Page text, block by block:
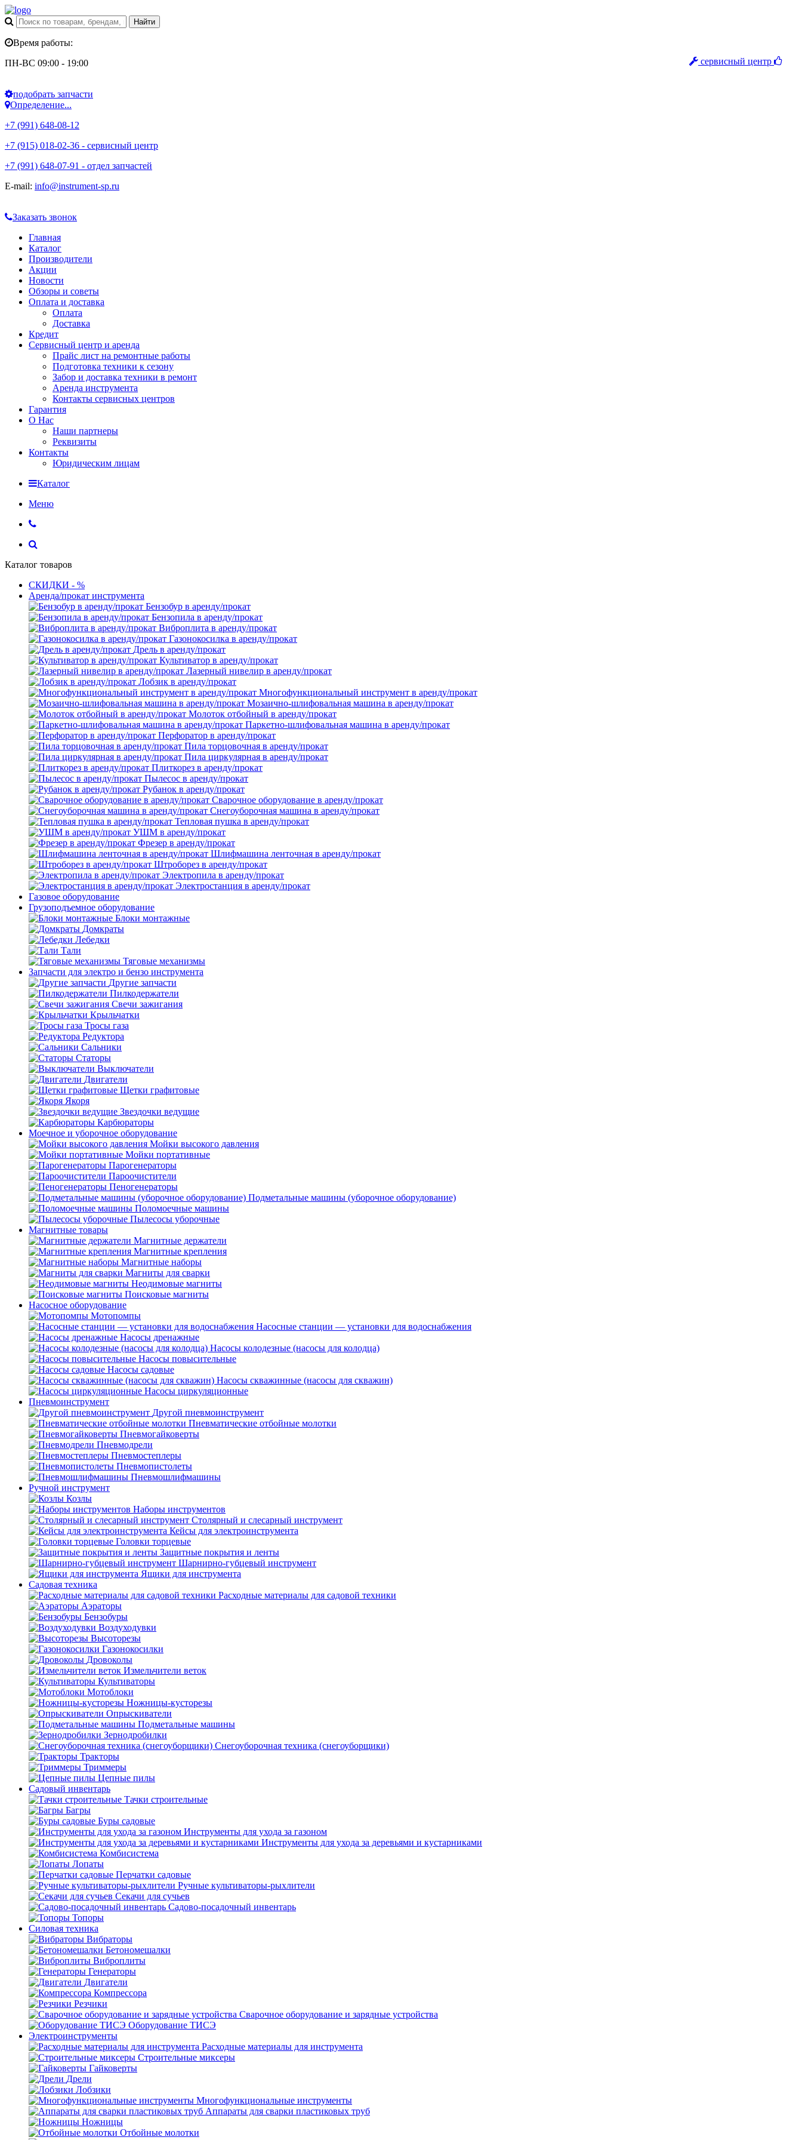
сервисный центр
Время работы:
ПН-ВС 09:00 - 19:00
подобрать запчасти
Определение...
+7 (991) 648-08-12
+7 (915) 018-02-36 - сервисный центр
+7 (991) 648-07-91 - отдел запчастей
E-mail: info@instrument-sp.ru
Заказать звонок
Главная
Каталог
Производители
Акции
Новости
Обзоры и советы
Оплата и доставка
Оплата
Доставка
Кредит
Сервисный центр и аренда
Прайс лист на ремонтные работы
Подготовка техники к сезону
Забор и доставка техники в ремонт
Аренда инструмента
Контакты сервисных центров
Гарантия
О Нас
Наши партнеры
Реквизиты
Контакты
Юридическим лицам
Каталог
Меню
Каталог товаров
СКИДКИ - %
Аренда/прокат инструмента
Бензобур в аренду/прокат
Бензопила в аренду/прокат
Виброплита в аренду/прокат
Газонокосилка в аренду/прокат
Дрель в аренду/прокат
Культиватор в аренду/прокат
Лазерный нивелир в аренду/прокат
Лобзик в аренду/прокат
Многофункциональный инструмент в аренду/прокат
Мозаично-шлифовальная машина в аренду/прокат
Молоток отбойный в аренду/прокат
Паркетно-шлифовальная машина в аренду/прокат
Перфоратор в аренду/прокат
Пила торцовочная в аренду/прокат
Пила циркулярная в аренду/прокат
Плиткорез в аренду/прокат
Пылесос в аренду/прокат
Рубанок в аренду/прокат
Сварочное оборудование в аренду/прокат
Снегоуборочная машина в аренду/прокат
Тепловая пушка в аренду/прокат
УШМ в аренду/прокат
Фрезер в аренду/прокат
Шлифмашина ленточная в аренду/прокат
Штроборез в аренду/прокат
Электропила в аренду/прокат
Электростанция в аренду/прокат
Газовое оборудование
Грузоподъемное оборудование
Блоки монтажные
Домкраты
Лебедки
Тали
Тяговые механизмы
Запчасти для электро и бензо инструмента
Другие запчасти
Пилкодержатели
Свечи зажигания
Крыльчатки
Тросы газа
Редуктора
Сальники
Статоры
Выключатели
Двигатели
Щетки графитовые
Якоря
Звездочки ведущие
Карбюраторы
Моечное и уборочное оборудование
Мойки высокого давления
Мойки портативные
Парогенераторы
Пароочистители
Пеногенераторы
Подметальные машины (уборочное оборудование)
Поломоечные машины
Пылесосы уборочные
Магнитные товары
Магнитные держатели
Магнитные крепления
Магнитные наборы
Магниты для сварки
Неодимовые магниты
Поисковые магниты
Насосное оборудование
Мотопомпы
Насосные станции — установки для водоснабжения
Насосы дренажные
Насосы колодезные (насосы для колодца)
Насосы повысительные
Насосы садовые
Насосы скважинные (насосы для скважин)
Насосы циркуляционные
Пневмоинструмент
Другой пневмоинструмент
Пневматические отбойные молотки
Пневмогайковерты
Пневмодрели
Пневмостеплеры
Пневмопистолеты
Пневмошлифмашины
Ручной инструмент
Козлы
Наборы инструментов
Столярный и слесарный инструмент
Кейсы для электроинструмента
Головки торцевые
Защитные покрытия и ленты
Шарнирно-губцевый инструмент
Ящики для инструмента
Садовая техника
Расходные материалы для садовой техники
Аэраторы
Бензобуры
Воздуходувки
Высоторезы
Газонокосилки
Дровоколы
Измельчители веток
Культиваторы
Мотоблоки
Ножницы-кусторезы
Опрыскиватели
Подметальные машины
Зернодробилки
Снегоуборочная техника (снегоуборщики)
Тракторы
Триммеры
Цепные пилы
Садовый инвентарь
Тачки строительные
Багры
Буры садовые
Инструменты для ухода за газоном
Инструменты для ухода за деревьями и кустарниками
Комбисистема
Лопаты
Перчатки садовые
Ручные культиваторы-рыхлители
Секачи для сучьев
Садово-посадочный инвентарь
Топоры
Силовая техника
Вибраторы
Бетономешалки
Виброплиты
Генераторы
Двигатели
Компрессора
Резчики
Сварочное оборудование и зарядные устройства
Оборудование ТИСЭ
Электроинструменты
Расходные материалы для инструмента
Строительные миксеры
Гайковерты
Дрели
Лобзики
Многофункциональные инструменты
Аппараты для сварки пластиковых труб
Ножницы
Отбойные молотки